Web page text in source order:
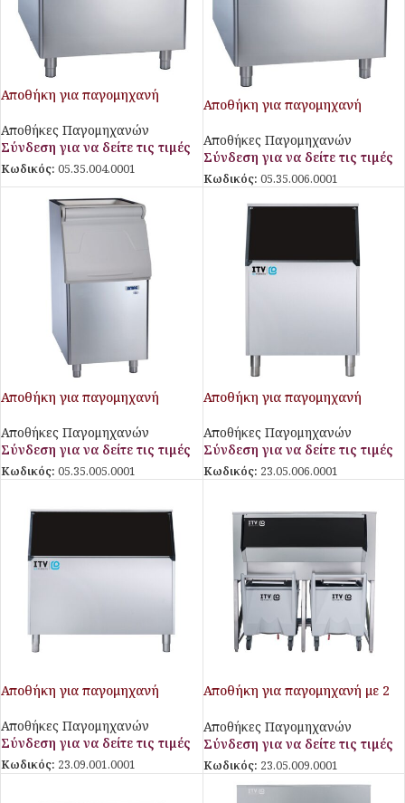
Αποθήκη για παγομηχανή
Αποθήκες Παγομηχανών
Σύνδεση για να δείτε τις τιμές
Κωδικός: 05.35.004.0001
Αποθήκη για παγομηχανή
Αποθήκες Παγομηχανών
Σύνδεση για να δείτε τις τιμές
Κωδικός: 05.35.006.0001
Αποθήκη για παγομηχανή
Αποθήκες Παγομηχανών
Σύνδεση για να δείτε τις τιμές
Κωδικός: 05.35.005.0001
Αποθήκη για παγομηχανή
Αποθήκες Παγομηχανών
Σύνδεση για να δείτε τις τιμές
Κωδικός: 23.05.006.0001
Αποθήκη για παγομηχανή
Αποθήκες Παγομηχανών
Σύνδεση για να δείτε τις τιμές
Κωδικός: 23.09.001.0001
Αποθήκη για παγομηχανή με 2
Αποθήκες Παγομηχανών
Σύνδεση για να δείτε τις τιμές
Κωδικός: 23.05.009.0001